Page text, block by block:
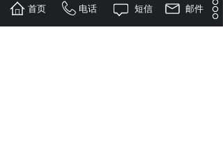
认证申请人和产品获证企业...... 2019-04-29
首页 电话 短信 邮件